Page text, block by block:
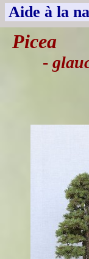
Aide à la
Picea
-